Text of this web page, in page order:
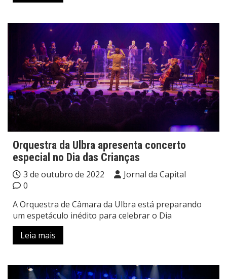
Orquestra da Ulbra apresenta concerto
especial no Dia das Crianças
3 de outubro de 2022
Jornal da Capital
0
A Orquestra de Câmara da Ulbra está preparando
um espetáculo inédito para celebrar o Dia
Leia mais